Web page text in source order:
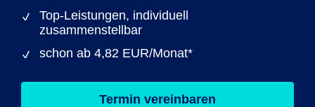
Top-Leistungen, individuell
zusammenstellbar
schon ab 4,82 EUR/Monat*
Termin vereinbaren